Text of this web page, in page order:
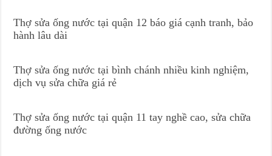
Thợ sửa ống nước tại quận 12 báo giá cạnh tranh, bảo
hành lâu dài
Thợ sửa ống nước tại bình chánh nhiều kinh nghiệm,
dịch vụ sửa chữa giá rẻ
Thợ sửa ống nước tại quận 11 tay nghề cao, sửa chữa
đường ống nước